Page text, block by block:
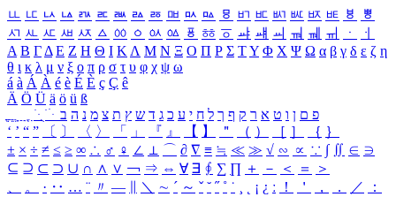
ㅥ ㅦ ㅧ ㅨ ㅩ ㅪ ㅫ ㅬ ㅭ ㅮ ㅯ ㅰ ㅱ ㅲ ㅳ ㅴ ㅵ ㅶ ㅷ ㅸ
ㅹ
ㅺ ㅻ ㅼ ㅽ ㅾ ㅿ ㆀ ㆁ ㆂ ㆃ ㆄ ㆅ ㆆ ㆇ ㆈ ㆉ ㆊ ㆋ ㆌ ㆍ
ㆎ
Α Β ΓΔ Ε Ζ Η Θ Ι ΚΛ Μ Ν Ξ Ο Π Ρ Σ ΤΥ Φ Χ Ψ Ω α β γ δ ε ζ η
θ ι κ λ μ ν ξ ο π ρ σ τ υ φ χ ψ ω
á à Á À é è É È ç Ç ê
Ä Ö Ü ä ö ü ß
ִֶֹ ֻּ ׁׂ פ ם ן ו ט א ר ק ף ך ל ח י ע כ ג ד ש ץ ת צ מ נ ה ב
‘ ’ “ ” 〔 〕 〈 〉 「 」 『 』 【 】 ＂ （ ） ［ ］ ｛ ｝
± × ÷ ≠ ≤ ≥ ∞ ∴ ♂ ♀ ∠ ⊥ ⌒ ∂ ∇ ≡ ≒ ≪ ≫ √ ∽ ∝ ∵ ∫ ∬ ∈ ∋
⊆ ⊇ ⊂ ⊃ ∪ ∩ ∧ ∨ ￢ ⇒ ⇔ ∀ ∃ ∮ ∑ ∏ ＋ － ＜ ＝
＞
、
。 · ‥ … ¨ 〃 ― ＼ ∼ ´ ～ ˇ ˘ ˝ ˚ ˙ ¸ ¡ ¿ ː ！ ＇ ， ． ／
：